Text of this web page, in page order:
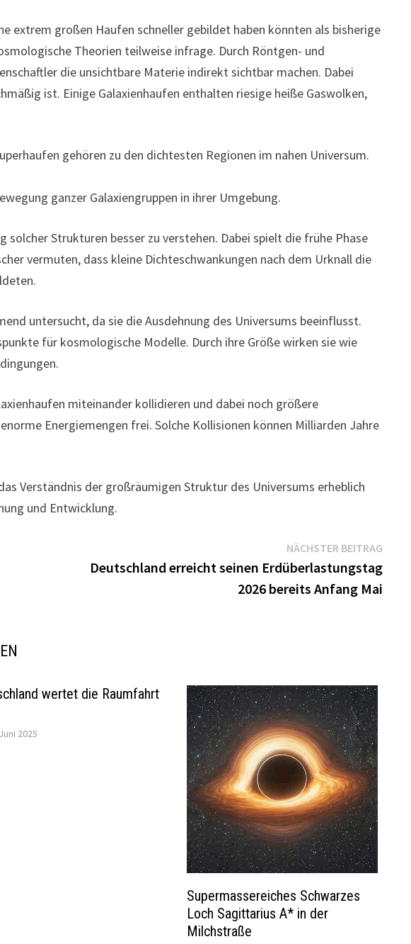
extrem großen Haufen schneller gebildet haben könnten als bisherige
Theorien teilweise infrage. Durch Röntgen- und
die unsichtbare Materie indirekt sichtbar machen. Dabei
ist. Einige Galaxienhaufen enthalten riesige heiße Gaswolken,
gehören zu den dichtesten Regionen im nahen Universum.
ganzer Galaxiengruppen in ihrer Umgebung.
solcher Strukturen besser zu verstehen. Dabei spielt die frühe Phase
vermuten, dass kleine Dichteschwankungen nach dem Urknall die
untersucht, da sie die Ausdehnung des Universums beeinflusst.
für kosmologische Modelle. Durch ihre Größe wirken sie wie
miteinander kollidieren und dabei noch größere
Energiemengen frei. Solche Kollisionen können Milliarden Jahre
Verständnis der großräumigen Struktur des Universums erheblich
und Entwicklung.
NÄCHSTER BEITRAG
Deutschland erreicht seinen Erdüberlastungstag
2026 bereits Anfang Mai
wertet die Raumfahrt
2025
Supermassereiches Schwarzes
Loch Sagittarius A* in der
Milchstraße